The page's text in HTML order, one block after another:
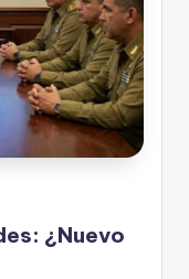
¿Nuevo